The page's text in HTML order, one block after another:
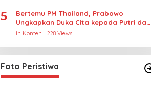
5
Bertemu PM Thailand, Prabowo
Ungkapkan Duka Cita kepada Putri dan
Selamat Ulang Tahun ke Raja Thailand
In Konten 228 Views
Foto Peristiwa
Gabungan dan Penembakan
Senjata Khusus TNI
In Foto Peristiwa |